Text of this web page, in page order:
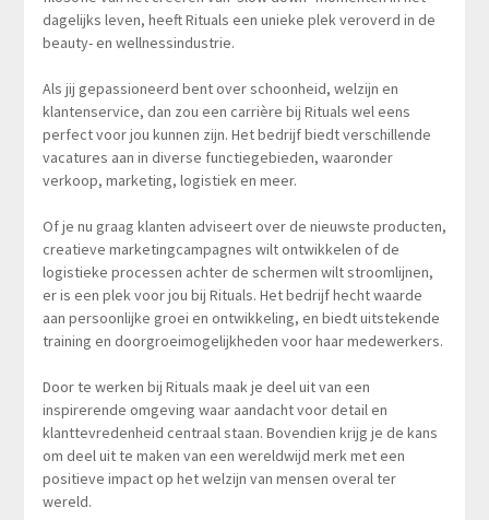
dagelijks leven, heeft Rituals een unieke plek veroverd in de
beauty- en wellnessindustrie.
Als jij gepassioneerd bent over schoonheid, welzijn en
klantenservice, dan zou een carrière bij Rituals wel eens
perfect voor jou kunnen zijn. Het bedrijf biedt verschillende
vacatures aan in diverse functiegebieden, waaronder
verkoop, marketing, logistiek en meer.
Of je nu graag klanten adviseert over de nieuwste producten,
creatieve marketingcampagnes wilt ontwikkelen of de
logistieke processen achter de schermen wilt stroomlijnen,
er is een plek voor jou bij Rituals. Het bedrijf hecht waarde
aan persoonlijke groei en ontwikkeling, en biedt uitstekende
training en doorgroeimogelijkheden voor haar medewerkers.
Door te werken bij Rituals maak je deel uit van een
inspirerende omgeving waar aandacht voor detail en
klanttevredenheid centraal staan. Bovendien krijg je de kans
om deel uit te maken van een wereldwijd merk met een
positieve impact op het welzijn van mensen overal ter
wereld.